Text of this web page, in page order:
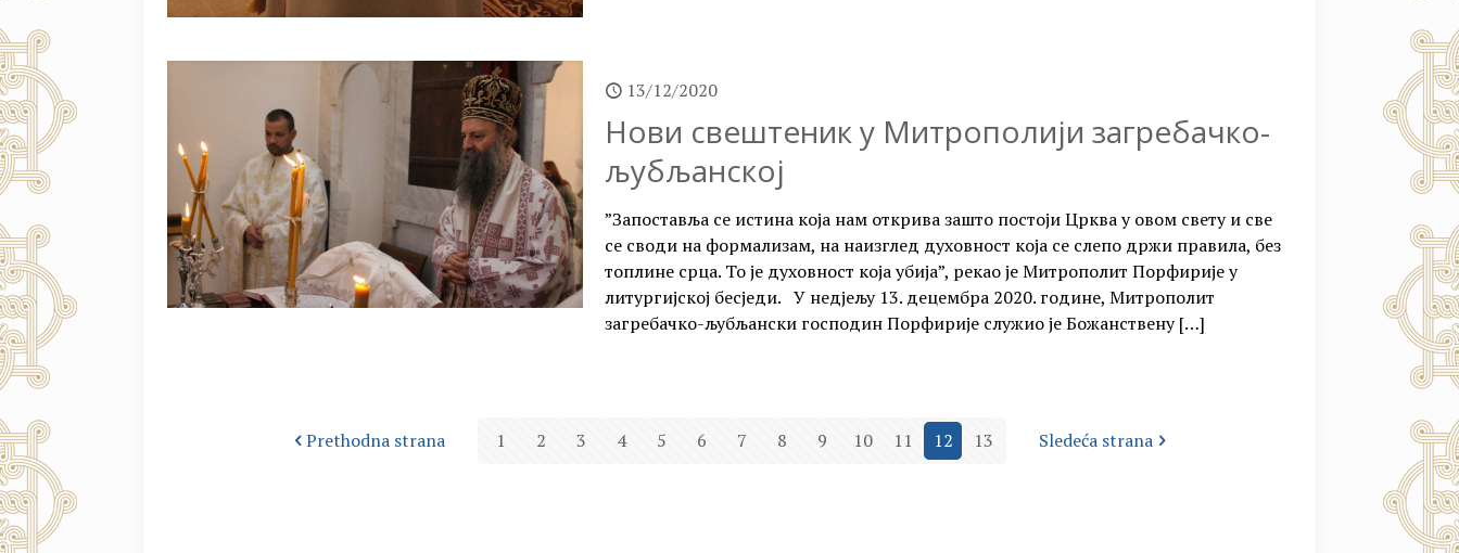
13/12/2020
Нови свештеник у Митрополији загребачко-
љубљанској
”Запоставља се истина која нам открива зашто постоји Црква у овом свету и све
се своди на формализам, на наизглед духовност која се слепо држи правила, без
топлине срца. То је духовност која убија”, рекао је Митрополит Порфирије у
литургијској бесједи. У недјељу 13. децембра 2020. године, Митрополит
загребачко-љубљански господин Порфирије служио је Божанствену[…]
Prethodna strana 1 2 3 4 5 6 7 8 9 10 11 12 13 Sledeća strana